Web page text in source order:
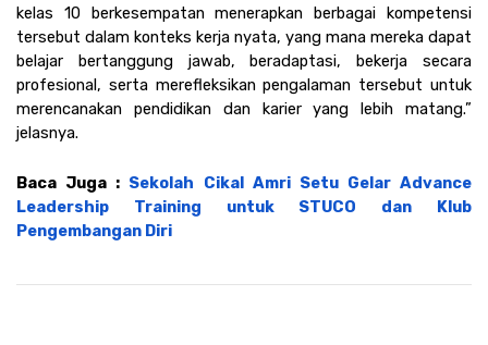
kelas 10 berkesempatan menerapkan berbagai kompetensi
tersebut dalam konteks kerja nyata, yang mana mereka dapat
belajar bertanggung jawab, beradaptasi, bekerja secara
profesional, serta merefleksikan pengalaman tersebut untuk
merencanakan pendidikan dan karier yang lebih matang.”
jelasnya.
Baca Juga : Sekolah Cikal Amri Setu Gelar Advance
Leadership Training untuk STUCO dan Klub
Pengembangan Diri